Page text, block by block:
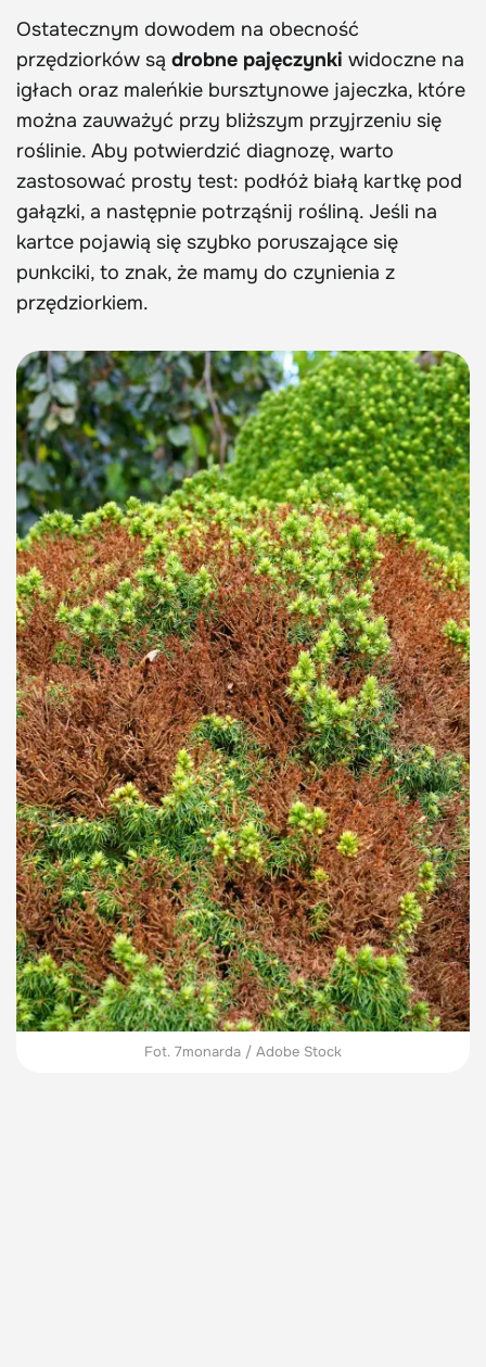
Ostatecznym dowodem na obecność
przędziorków są drobne pajęczynki widoczne na
igłach oraz maleńkie bursztynowe jajeczka, które
można zauważyć przy bliższym przyjrzeniu się
roślinie. Aby potwierdzić diagnozę, warto
zastosować prosty test: podłóż białą kartkę pod
gałązki, a następnie potrząśnij rośliną. Jeśli na
kartce pojawią się szybko poruszające się
punkciki, to znak, że mamy do czynienia z
przędziorkiem.
Fot. 7monarda / Adobe Stock